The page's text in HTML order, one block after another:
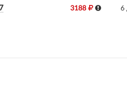
3188 6